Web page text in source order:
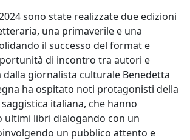
sono state realizzate due edizioni
una primaverile e una
il successo del format e
di incontro tra autori e
dalla giornalista culturale Benedetta
ha ospitato noti protagonisti della
italiana, che hanno
ultimi libri dialogando con un
un pubblico attento e